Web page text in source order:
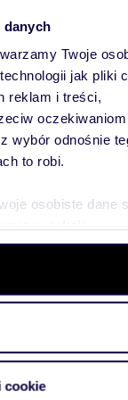
danych
Twoje
jak pliki
reklam i treści,
oczekiwaniom
wybór odnośnie
to robi.
osobiste dane
możesz zmienić
analizować ruch w
z naszej witryny,
te informacje z
cookie
dom
Na
dom